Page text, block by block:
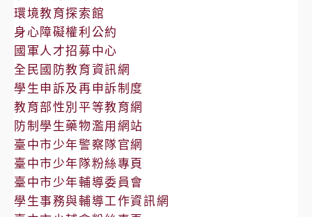
環境教育探索館
身心障礙權利公約
國軍人才招募中心
全民國防教育資訊網
學生申訴及再申訴制度
教育部性別平等教育網
防制學生藥物濫用網站
臺中市少年警察隊官網
臺中市少年隊粉絲專頁
臺中市少年輔導委員會
學生事務與輔導工作資訊網